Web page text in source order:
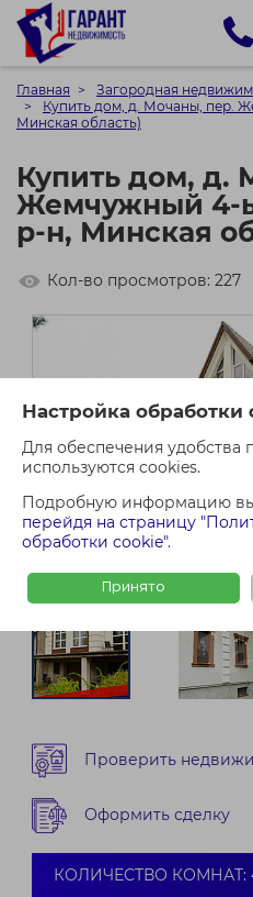
Настройка обработки
Для обеспечения удобства
используются cookies.
Подробную информацию
перейдя на страницу
обработки cookie".
Принято
Главная
Загородная
Купить дом, д. Мочаны, пер.
Минская область)
Купить дом, д.
Жемчужный 4-
р-н, Минская
Кол-во просмотров: 227
Проверить
Оформить сделку
КОЛИЧЕСТВО КОМНАТ: